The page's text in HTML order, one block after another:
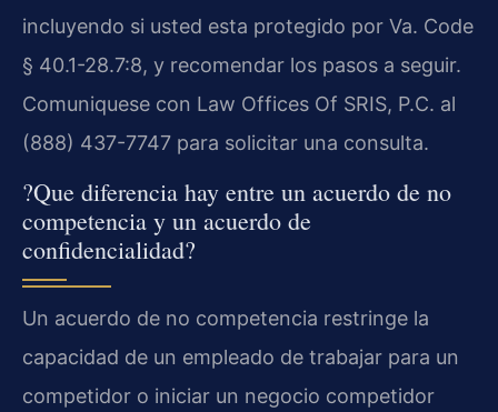
incluyendo si usted esta protegido por Va. Code
§ 40.1-28.7:8, y recomendar los pasos a seguir.
Comuniquese con Law Offices Of SRIS, P.C. al
(888) 437-7747 para solicitar una consulta.
?Que diferencia hay entre un acuerdo de no
competencia y un acuerdo de
confidencialidad?
Un acuerdo de no competencia restringe la
capacidad de un empleado de trabajar para un
competidor o iniciar un negocio competidor